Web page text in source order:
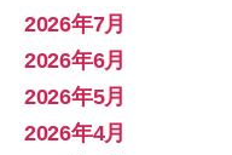
2026年7月
2026年6月
2026年5月
2026年4月